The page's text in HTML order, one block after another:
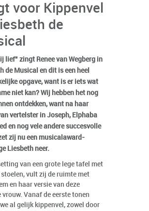
voor Kippenvel
de
lief” zingt Renee van Wegberg in
de Musical en dit is een heel
opgave, want is er iets wat
niet kan? Wij hebben het nog
ontdekken, want na haar
vertelster in Joseph, Elphaba
en nog vele andere succesvolle
zij nu een musicalaward-
Liesbeth neer.
van een grote lege tafel met
vult zij de ruimte met
en haar versie van deze
Vanaf de eerste tonen
al gelijk kippenvel, zowel door